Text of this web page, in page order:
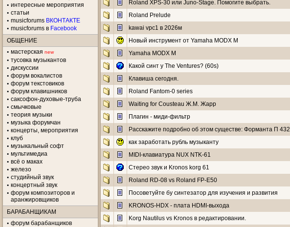
интересные мероприятия
статьи
musicforums ВКОНТАКТЕ
musicforums в Facebook
ОБЩЕНИЕ
мастерская new
тусовка музыкантов
дискуссии
форум вокалистов
форум текстовиков
форум клавишников
саксофон-духовые-труба
смычковые
теория музыки
музыка форумчан
концерты, мероприятия
клуб
музыкальный софт
мультимедиа
всё о маках
железо
студийный звук
концертный звук
форум композиторов и
аранжировщиков
БАРАБАНЩИКАМ
форум барабанщиков
Roland XPS-30 или Juno-Stage. Помогите выбрать.
Roland Prelude
kawai vpc1 в 2026м
Новый инструмент от Yamaha MODX M
Yamaha MODX M
Какой синт у The Ventures? (60s)
Клавиша сегодня.
Roland Fantom-0 series
Waiting for Cousteau Ж.М. Жарр
Плагин - миди-фильтр
Расскажите подробно об этом существе: Форманта П 432
как заработать рубль музыканту
MIDI-клавиатура NUX NTK-61
Стерео звук и Kronos korg 61
Roland RD-08 vs Roland FP-E50
Посоветуйте бу синтезатор для изучения и развития
KRONOS-HDX - плата HDMI-выхода
Korg Nautilus vs Kronos в редактировании.